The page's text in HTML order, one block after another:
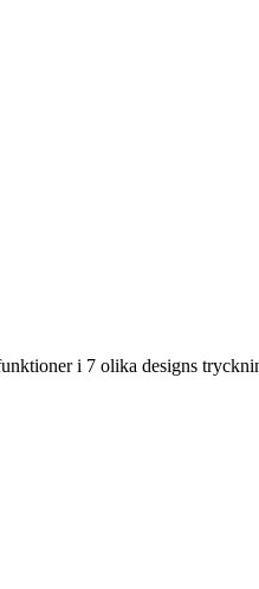
i 7 olika designs